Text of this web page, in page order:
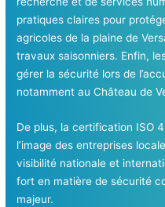
pratiques claires pour
agricoles de la plaine de
travaux saisonniers. Enfin,
gérer la sécurité lors de
notamment au Château de
De plus, la certification ISO
l’image des entreprises
visibilité nationale et
fort en matière de sécurité
majeur.